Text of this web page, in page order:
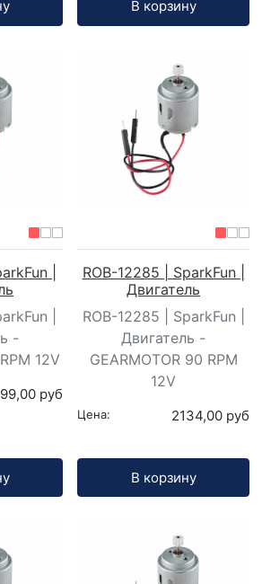
В корзину
|
|
-
12V
руб
ROB-12285 | SparkFun |
Двигатель
ROB-12285 | SparkFun |
Двигатель -
GEARMOTOR 90 RPM
12V
Цена: 2134,00 руб
В корзину